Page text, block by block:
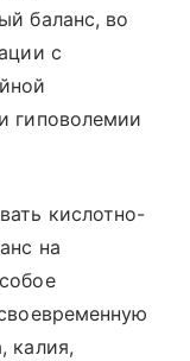
баланс, во
с
гиповолемии
кислотно-
на
калия,